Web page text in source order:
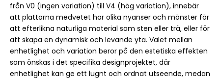
från V0 (ingen variation) till V4 (hög variation), innebär
att plattorna medvetet har olika nyanser och mönster för
att efterlikna naturliga material som sten eller trä, eller för
att skapa en dynamisk och levande yta. Valet mellan
enhetlighet och variation beror på den estetiska effekten
som önskas i det specifika designprojektet, där
enhetlighet kan ge ett lugnt och ordnat utseende, medan